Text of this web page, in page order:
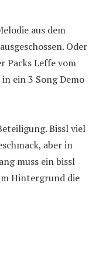
aus dem
Oder
Packs Leffe vom
ein 3 Song Demo
Bissl viel
aber in
muss ein bissl
Hintergrund die